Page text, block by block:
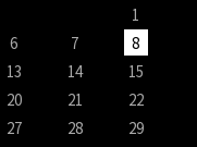
1
6 7
8
13 14
15
20 21
22
27 28
29